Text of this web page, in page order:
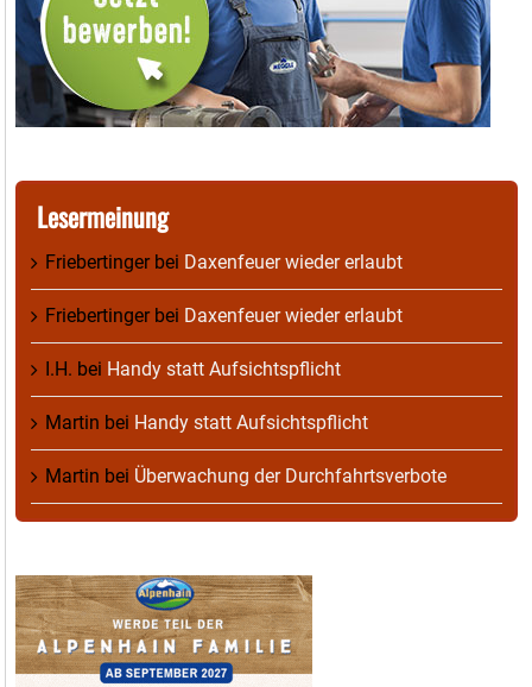
Lesermeinung
Friebertingerbei Daxenfeuer wieder erlaubt
Friebertingerbei Daxenfeuer wieder erlaubt
I.H. bei Handy statt Aufsichtspflicht
Martin bei Handy statt Aufsichtspflicht
Martin bei Überwachung der Durchfahrtsverbote